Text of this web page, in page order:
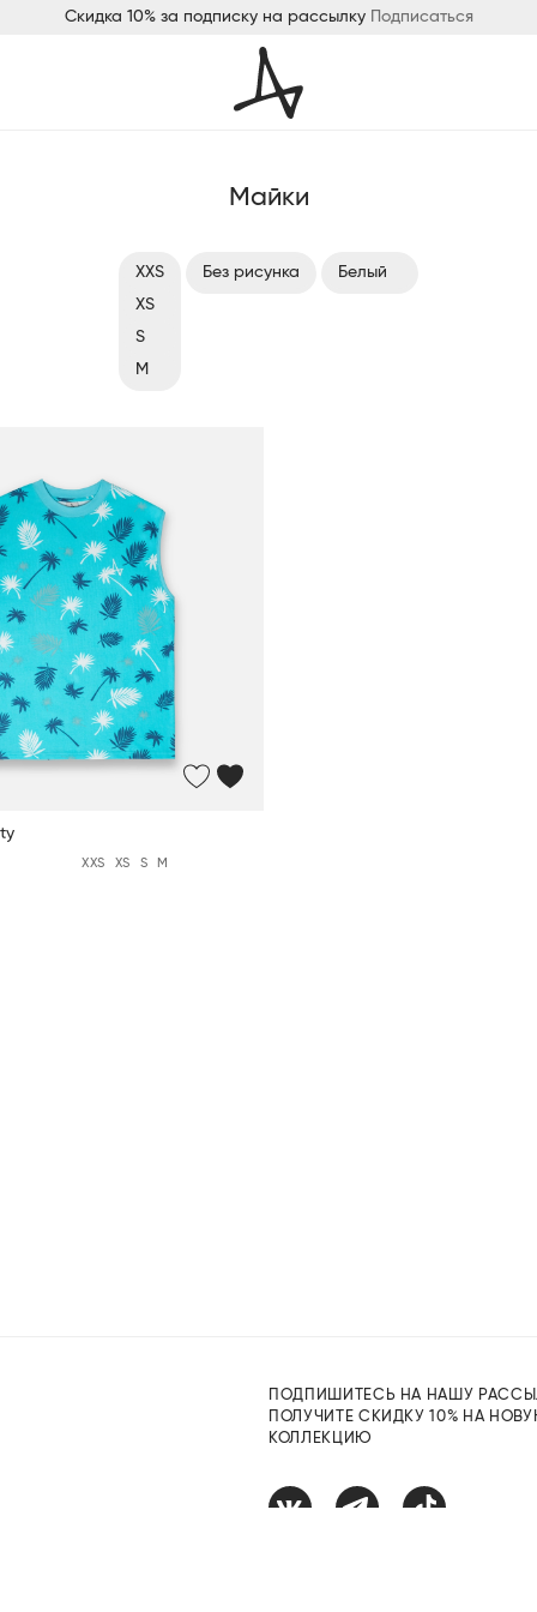
Скидка 10% за подписку на рассылку Подписаться
Майки
XXS
XS
S
M
Без рисунка Белый
XXS XS S M
ПОДПИШИТЕСЬ НА НАШУ
ПОЛУЧИТЕ СКИДКУ 10% НА
КОЛЛЕКЦИЮ